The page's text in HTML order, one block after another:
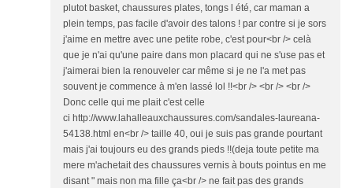
plutot basket, chaussures plates, tongs l été, car maman a
plein temps, pas facile d'avoir des talons ! par contre si je sors
j'aime en mettre avec une petite robe, c'est pour<br /> celà
que je n'ai qu'une paire dans mon placard qui ne s'use pas et
j'aimerai bien la renouveler car même si je ne l'a met pas
souvent je commence à m'en lassé lol !!<br /> <br /> <br />
Donc celle qui me plait c'est celle
ci http://www.lahalleauxchaussures.com/sandales-laureana-
54138.html en<br /> taille 40, oui je suis pas grande pourtant
mais j'ai toujours eu des grands pieds !!(deja toute petite ma
mere m'achetait des chaussures vernis à bouts pointus en me
disant " mais non ma fille ça<br /> ne fait pas des grands